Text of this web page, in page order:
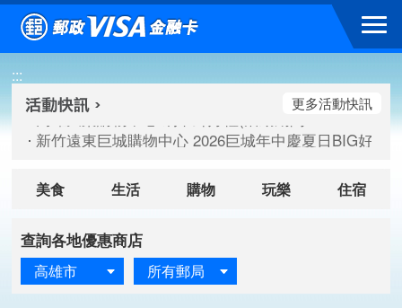
跳到主要內容區塊
:::
高雄大樂購物中心 刷卡郵好禮(活動期間：115/08/07-
臺北三創生活 有點東西第2波 刷卡郵好禮(活動期間：
高雄大樂購物中心 刷卡郵好禮(活動期間：115/08/07-
新竹遠東巨城購物中心 2026巨城年中慶夏日BIG好刷(
更多活動快訊
美食 生活 購物 玩樂 住宿
查詢各地優惠商店
高雄市 所有郵局